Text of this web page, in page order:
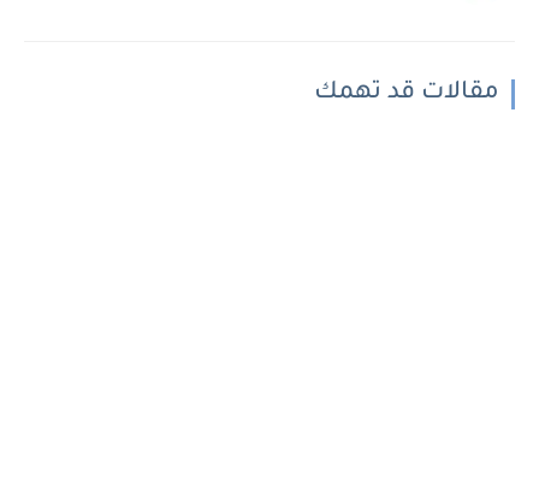
مقالات قد تهمك